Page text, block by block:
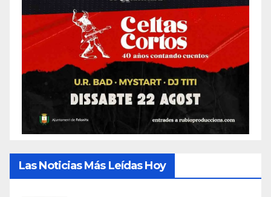
Las Noticias Más Leídas Hoy